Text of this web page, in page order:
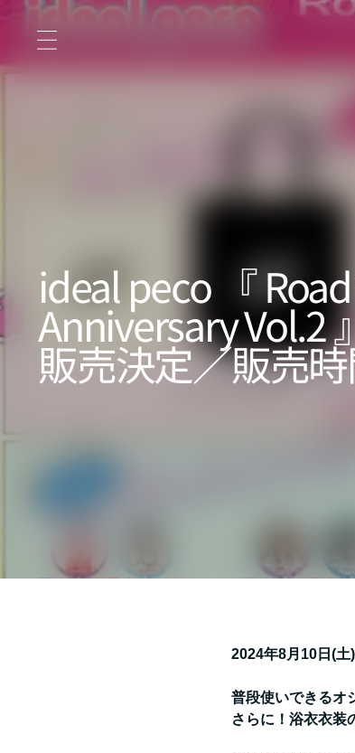
ン
ideal peco 『
Anniversary Vol.2
販売決定／販売
2024年8月10日(
普段使いできるオ
さらに！浴衣衣装